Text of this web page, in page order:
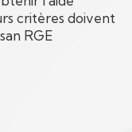
critères doivent
RGE